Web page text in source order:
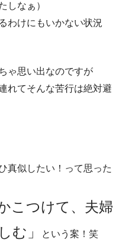
しなぁ）
わけにもいかない状況
ゃ思い出なのですが
れてそんな苦行は絶対避
真似したい！って思った
こつけて、夫婦
む」
という案！笑